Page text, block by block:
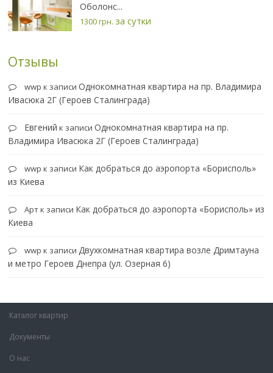
Оболонс...
1300 грн. за сутки
Отзывы
wwp к записи Однокомнатная квартира на пр. Владимира
Ивасюка 2Г (Героев Сталинграда)
Евгений к записи Однокомнатная квартира на пр.
Владимира Ивасюка 2Г (Героев Сталинграда)
wwp к записи Как добраться до аэропорта «Борисполь»
из Киева
Артк записи Как добраться до аэропорта «Борисполь» из
Киева
wwp к записи Двухкомнатная квартира возле Дримтауна
и метро Героев Днепра (ул. Озерная 6)
Каталог квартир
Документы
О нас